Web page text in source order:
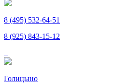
8 (495) 532-64-51
8 (925) 843-15-12
Голицыно